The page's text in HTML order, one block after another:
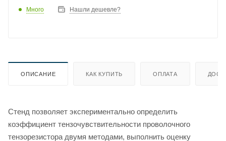
Много Нашли дешевле?
ОПИСАНИЕ КАК КУПИТЬ ОПЛАТА
Стенд позволяет экспериментально определить
коэффициент тензочувствительности проволочного
тензорезистора двумя методами, выполнить оценку